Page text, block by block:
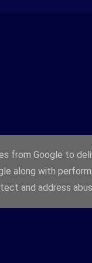
from Google to
along with
and address